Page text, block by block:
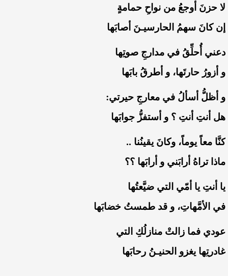
‏لا حزنَ أوجعُ من نواحِ حمامةٍ
‏إن كانَ سهمُ الحارسيـنَ أصابَها
‏دعني أُحلِّقُ في مدارجِ صوتِها
‏و أزورُ حارتَها، و أطرقُ بابَها
‏و أظلُّ أسألُ في معارجِ حيرتي:
‏هل أنتِ أنتِ ؟ و أستفزُّ جوابَها
‏كنَّا معاً يوماً، وكانَ يقينُنا ..
‏ماذا تراهُ أرابَني و أرابَها ؟؟
‏يا أنتِ يا أمّي التي ضيَّعتُها
‏في الأمَّهاتِ، و قد طمستُ خضابَها
‏عودي فما زالتْ منازلُكِ التي
‏غادرتِها يغزو الحنيـنُ رحابَها